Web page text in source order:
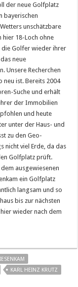
der neue Golfplatz
bayerischen
unschätzbare
hier 18-Loch ohne
die Golfer wieder ihrer
neue
Unsere Recherchen
ist. Bereits 2004
Suche und erhält
der Immobilien
und heute
unter der Haus- und
zu den Geo-
nicht viel Erde, da das
Golfplatz prüft.
ausgewiesenen
ein Golfplatz
langsam und so
bis zur nächsten
wieder nach dem
KARL HEINZ KRUTZ